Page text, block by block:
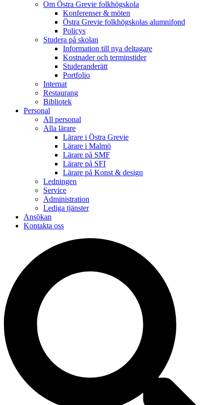
Om Östra Grevie folkhögskola
Konferenser & möten
Östra Grevie folkhögskolas alumnifond
Policys
Studera på skolan
Information till nya deltagare
Kostnader och terminstider
Studeranderätt
Portfolio
Internat
Restaurang
Bibliotek
Personal
All personal
Alla lärare
Lärare i Östra Grevie
Lärare i Malmö
Lärare på SMF
Lärare på SFI
Lärare på Konst & design
Ledningen
Service
Administration
Lediga tjänster
Ansökan
Kontakta oss